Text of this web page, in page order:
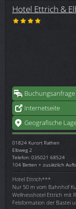
Hotel Ettrich &
Buchungsanfrage
Internetseite
Geografische
01824 Kurort Rathen
Elbweg 2
Telefon: 035021 68524
104 Betten + zusätzlich
Hotel Ettrich***
Nur 50 m vom Bahnhof
Wellnesshotel Ettrich mit
Felsformation der Bastei